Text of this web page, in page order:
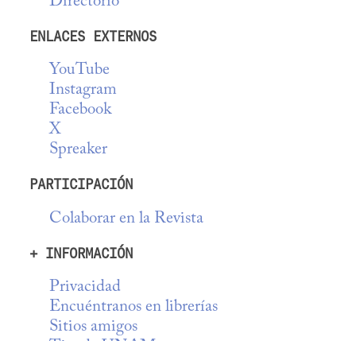
ENLACES EXTERNOS
YouTube
Instagram
Facebook
X
Spreaker
PARTICIPACIÓN
Colaborar en la Revista
+ INFORMACIÓN
Privacidad
Encuéntranos en librerías
Sitios amigos